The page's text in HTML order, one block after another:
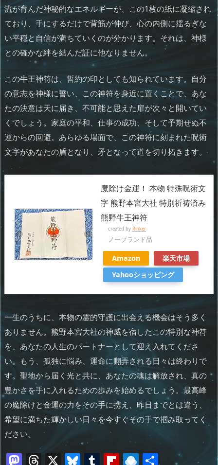
流が育んだ神秘的なエネルギーが、この1枚の紙に凝縮され
ており、手にするだけで背筋が伸び、心の内側に揺るぎな
い平穏と自信が満ちていくのが分かります。それは、神様
との確かな絆を結んだ証に他なりません。
この牛王神符は、誓約の印としても知られています。自分
の意志を神様に誓い、この神符を身近に置くことで、あな
たの決意は天に届き、不可能と思えた扉が次々と開いてい
くでしょう。家庭の平和、仕事の成功、そして予期せぬ不
運からの回避。あらゆる場面で、この神符に刻まれた呪術
文字があなたの盾となり、矛となって道を切り拓きます。
魔除け金運！ 本物 特殊呪術文
字 熊野本宮大社 特別祈祷済み
熊野牛王神符
created by Rinker
ノーブランド品
Amazon
楽天市場
Yahooショッピング
一生のうちに、本物の霊的守護に出会える機会はそう多く
ありません。熊野本宮大社の神威を宿したこの特別な神符
を、あなたの人生のパートナーとして迎え入れてくださ
い。もう、孤独に悩み、運命に翻弄される日々は終わりで
す。聖地から届く光と共に、あなたの魂は解放され、真の
豊かさを手に入れるための歩みを始めるでしょう。最高峰
の魔除けと金運の力をその手に携え、昨日までとは違う、
希望に満ちた輝かしい日々を今すぐその手で掴み取ってく
ださい。
M T X Bl T Fl R 共